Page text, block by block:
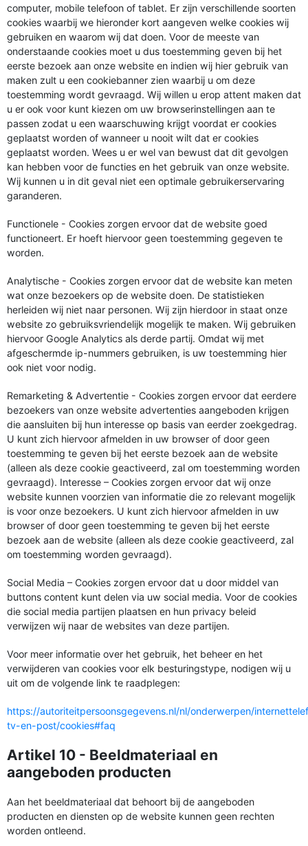
computer, mobile telefoon of tablet. Er zijn verschillende soorten
cookies waarbij we hieronder kort aangeven welke cookies wij
gebruiken en waarom wij dat doen. Voor de meeste van
onderstaande cookies moet u dus toestemming geven bij het
eerste bezoek aan onze website en indien wij hier gebruik van
maken zult u een cookiebanner zien waarbij u om deze
toestemming wordt gevraagd. Wij willen u erop attent maken dat
u er ook voor kunt kiezen om uw browserinstellingen aan te
passen zodat u een waarschuwing krijgt voordat er cookies
geplaatst worden of wanneer u nooit wilt dat er cookies
geplaatst worden. Wees u er wel van bewust dat dit gevolgen
kan hebben voor de functies en het gebruik van onze website.
Wij kunnen u in dit geval niet een optimale gebruikerservaring
garanderen.
Functionele - Cookies zorgen ervoor dat de website goed
functioneert. Er hoeft hiervoor geen toestemming gegeven te
worden.
Analytische - Cookies zorgen ervoor dat de website kan meten
wat onze bezoekers op de website doen. De statistieken
herleiden wij niet naar personen. Wij zijn hierdoor in staat onze
website zo gebruiksvriendelijk mogelijk te maken. Wij gebruiken
hiervoor Google Analytics als derde partij. Omdat wij met
afgeschermde ip-nummers gebruiken, is uw toestemming hier
ook niet voor nodig.
Remarketing & Advertentie - Cookies zorgen ervoor dat eerdere
bezoekers van onze website advertenties aangeboden krijgen
die aansluiten bij hun interesse op basis van eerder zoekgedrag.
U kunt zich hiervoor afmelden in uw browser of door geen
toestemming te geven bij het eerste bezoek aan de website
(alleen als deze cookie geactiveerd, zal om toestemming worden
gevraagd). Interesse – Cookies zorgen ervoor dat wij onze
website kunnen voorzien van informatie die zo relevant mogelijk
is voor onze bezoekers. U kunt zich hiervoor afmelden in uw
browser of door geen toestemming te geven bij het eerste
bezoek aan de website (alleen als deze cookie geactiveerd, zal
om toestemming worden gevraagd).
Social Media – Cookies zorgen ervoor dat u door middel van
buttons content kunt delen via uw social media. Voor de cookies
die social media partijen plaatsen en hun privacy beleid
verwijzen wij naar de websites van deze partijen.
Voor meer informatie over het gebruik, het beheer en het
verwijderen van cookies voor elk besturingstype, nodigen wij u
uit om de volgende link te raadplegen:
https://autoriteitpersoonsgegevens.nl/nl/onderwerpen/
tv-en-post/cookies#faq
Artikel 10 - Beeldmateriaal en
aangeboden producten
Aan het beeldmateriaal dat behoort bij de aangeboden
producten en diensten op de website kunnen geen rechten
worden ontleend.